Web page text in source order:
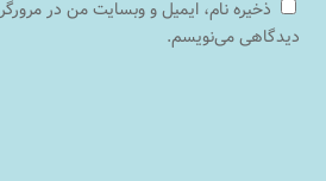
ذخیره نام، ایمیل و وبسایت من در مرورگر
دیدگاهی می‌نویسم.